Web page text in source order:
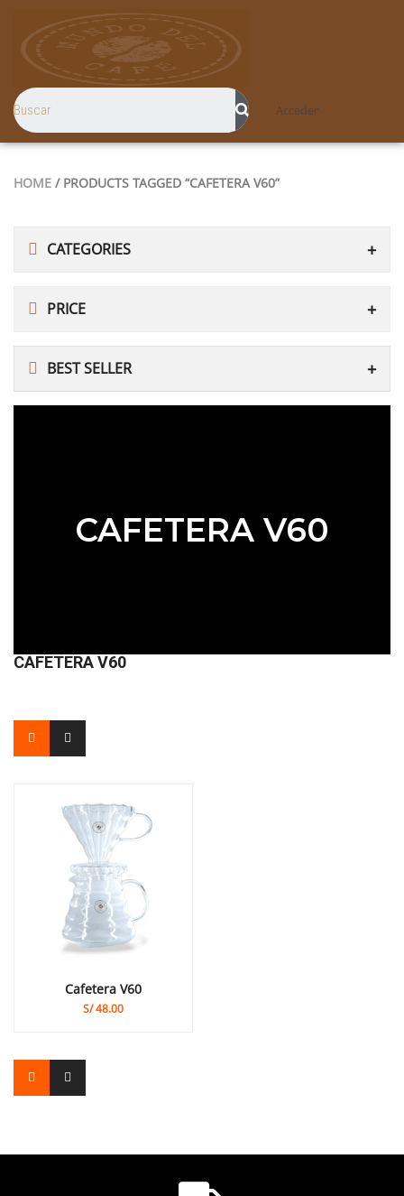
Acceder
HOME / PRODUCTS TAGGED “CAFETERA V60”
CATEGORIES
PRICE
BEST SELLER
CAFETERA V60
CAFETERA V60
Cafetera V60
S/48.00